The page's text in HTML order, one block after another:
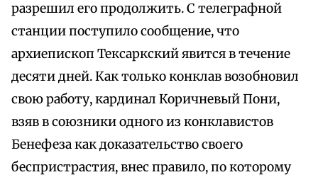
разрешил его продолжить. С телеграфной
станции поступило сообщение, что
архиепископ Тексаркский явится в течение
десяти дней. Как только конклав возобновил
свою работу, кардинал Коричневый Пони,
взяв в союзники одного из конклавистов
Бенефеза как доказательство своего
беспристрастия, внес правило, по которому